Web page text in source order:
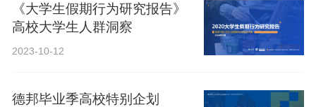
《大学生假期行为研究报告》
高校大学生人群洞察
2023-10-12
德邦毕业季高校特别企划